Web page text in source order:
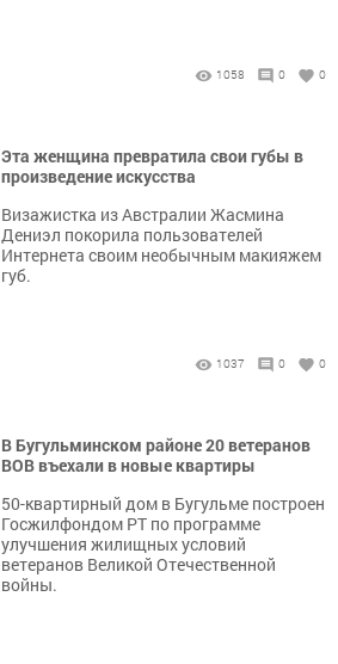
1058 0 0
Эта женщина превратила свои губы в
произведение искусства
Визажистка из Австралии Жасмина
Дениэл покорила пользователей
Интернета своим необычным макияжем
губ.
1037 0 0
В Бугульминском районе 20 ветеранов
ВОВ въехали в новые квартиры
50-квартирный дом в Бугульме построен
Госжилфондом РТ по программе
улучшения жилищных условий
ветеранов Великой Отечественной
войны.